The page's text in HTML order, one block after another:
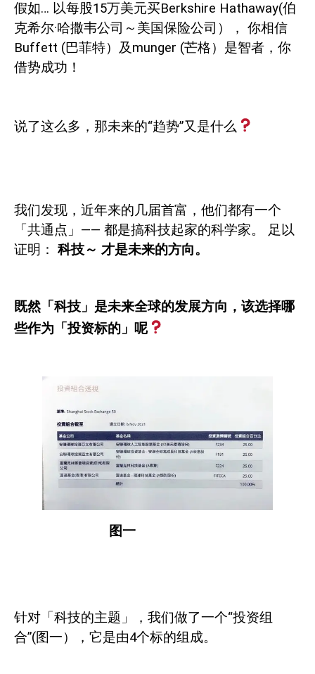
假如… 以每股15万美元买Berkshire Hathaway(伯
克希尔·哈撒韦公司～美国保险公司）， 你相信
Buffett (巴菲特）及munger (芒格）是智者，你
借势成功！
说了这么多，那未来的“趋势”又是什么
我们发现，近年来的几届首富，他们都有一个
「共通点」—— 都是搞科技起家的科学家。
足以
证明： 科技～ 才是未来的方向。
既然「科技」是未来全球的发展方向，该选择哪
些作为「投资标的」呢
图一
针对「科技的主题」，我们做了一个“投资组
合”(图一），它是由4个标的组成。